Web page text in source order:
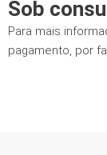
Sob
Para mais
pagamento, por